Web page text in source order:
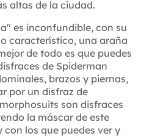
altas de la ciudad.
es inconfundible, con su
característico, una araña
de todo es que puedes
de Spiderman
brazos y piernas,
por un disfraz de
son disfraces
la máscar de este
los que puedes ver y